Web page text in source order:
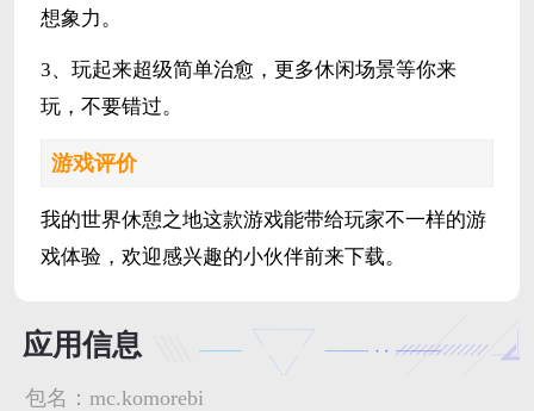
想象力。
3、玩起来超级简单治愈，更多休闲场景等你来
玩，不要错过。
游戏评价
我的世界休憩之地这款游戏能带给玩家不一样的游
戏体验，欢迎感兴趣的小伙伴前来下载。
应用信息
包名： mc.komorebi